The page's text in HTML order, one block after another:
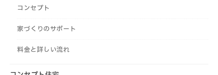
コンセプト
家づくりのサポート
料金と詳しい流れ